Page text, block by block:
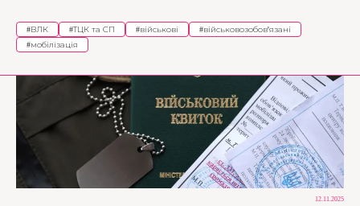
#ВЛК #ТЦК та СП #військові #військовозобов'язані
#мобілізація
12.11.2025